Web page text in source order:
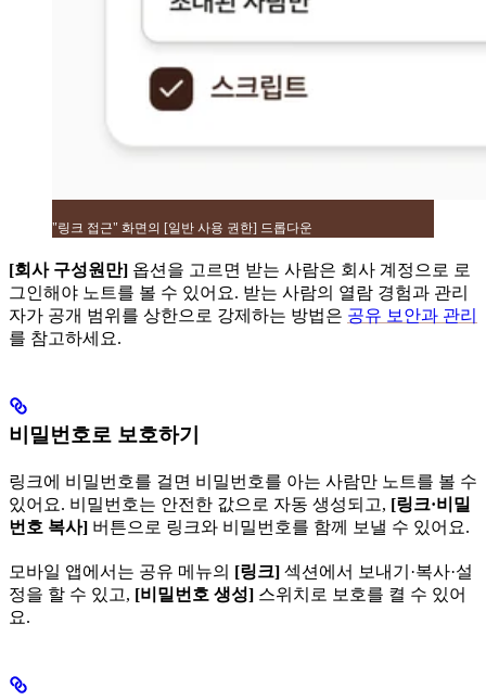
"링크 접근" 화면의 [일반 사용 권한] 드롭다운
[회사 구성원만] 옵션을 고르면 받는 사람은 회사 계정으로 로
그인해야 노트를 볼 수 있어요. 받는 사람의 열람 경험과 관리
자가 공개 범위를 상한으로 강제하는 방법은 공유 보안과 관리
를 참고하세요.
비밀번호로 보호하기
링크에 비밀번호를 걸면 비밀번호를 아는 사람만 노트를 볼 수
있어요. 비밀번호는 안전한 값으로 자동 생성되고, [링크·비밀
번호 복사] 버튼으로 링크와 비밀번호를 함께 보낼 수 있어요.
모바일 앱에서는 공유 메뉴의 [링크] 섹션에서 보내기·복사·설
정을 할 수 있고, [비밀번호 생성] 스위치로 보호를 켤 수 있어
요.